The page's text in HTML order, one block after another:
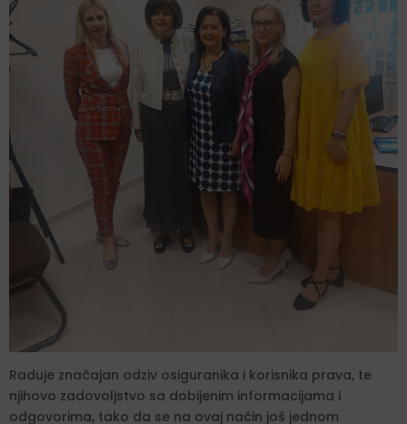
Raduje značajan odziv osiguranika i korisnika prava, te
njihovo zadovoljstvo sa dobijenim informacijama i
odgovorima, tako da se na ovaj način još jednom